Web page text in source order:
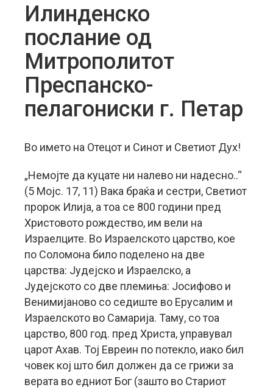
Илинденско
послание од
Митрополитот
Преспанско-
пелагониски г. Петар
Во името на Отецот и Синот и Светиот Дух!
„Немојте да куцате ни налево ни надесно..“
(5 Мојс. 17, 11) Вака браќа и сестри, Светиот
пророк Илија, а тоа се 800 години пред
Христовото рождество, им вели на
Израелците. Во Израелското царство, кое
по Соломона било поделено на две
царства: Јудејско и Израелско, a
Јудејското со две племиња: Јосифово и
Венимијаново со седиште во Ерусалим и
Израелското во Самарија. Таму, со тоа
царство, 800 год. пред Христа, управувал
царот Ахав. Тој Евреин по потекло, иако бил
човек кој што бил должен да се грижи за
верата во едниот Бог (зашто во Стариот